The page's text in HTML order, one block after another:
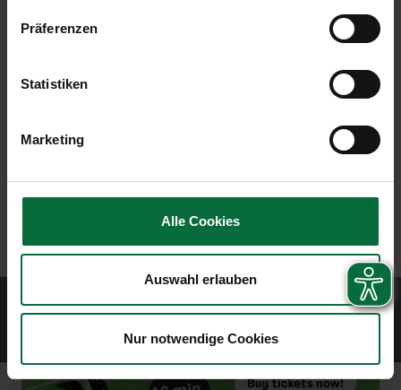
Präferenzen
Statistiken
Marketing
Alle Cookies
Auswahl erlauben
Nur notwendige Cookies
Sitemap
Website Terms of Use Imprint Data protection policy
Contract
terms
Civil airport user conditions